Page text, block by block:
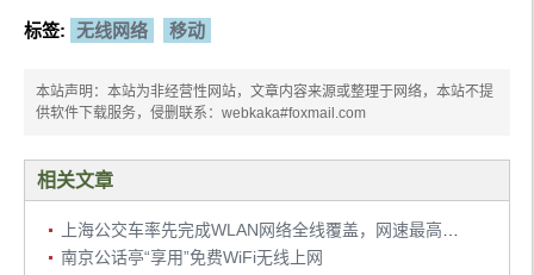
标签: 无线网络 移动
本站声明：本站为非经营性网站，文章内容来源或整理于网络，本站不提
供软件下载服务，侵删联系：webkaka#foxmail.com
相关文章
南京公话亭“享用”免费WiFi无线上网